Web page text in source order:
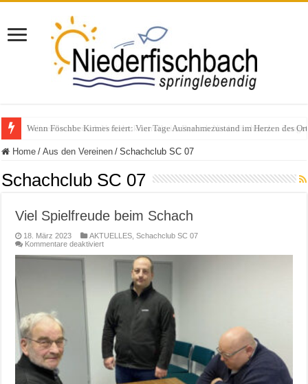
Polizeieinsatz nach Verkehrskontrolle im Bereich Niederfischbach –
Home / Aus den Vereinen / Schachclub SC 07
Schachclub SC 07
Viel Spielfreude beim Schach
18. März 2023 AKTUELLES ,Schachclub SC 07
Kommentare deaktiviertfür
Spielfreude